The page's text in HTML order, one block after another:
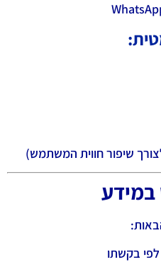
שיפור חווית המשתמש)
בקשתו